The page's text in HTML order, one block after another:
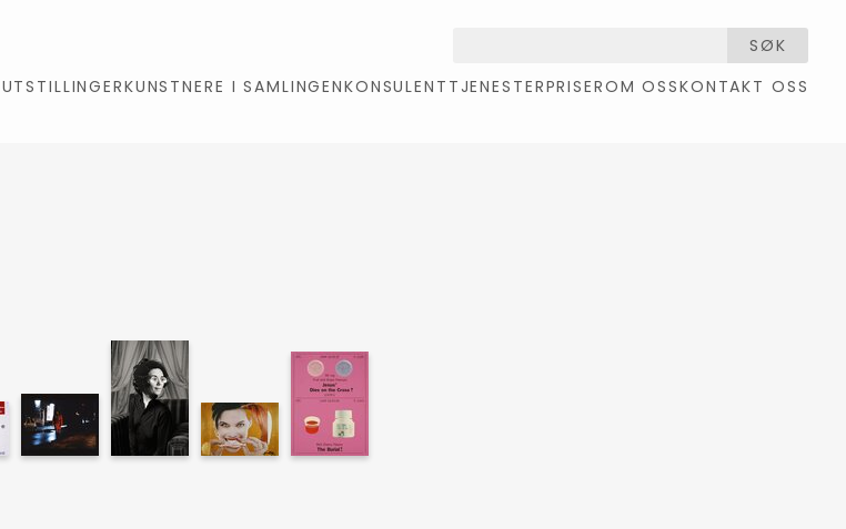
SØK
UTSTILLINGERKUNSTNERE I SAMLINGENKONSULENTTJENESTERPRISEROM OSSKONTAKT OSS